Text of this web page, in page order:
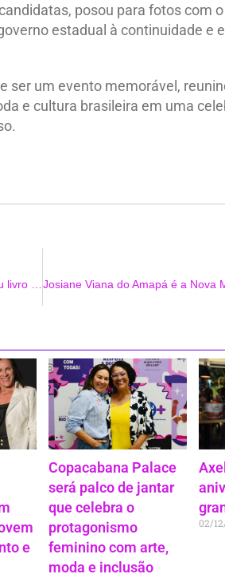
posou para fotos com
estadual à continuidade e
ser um evento memorável,
e cultura brasileira em uma
Kristhel Byancco celebra lançamento do seu livro ‘Lapidando Vidas’ na Livraria Argumento
e
Copacabana Palace
será palco de jantar
que celebra o
protagonismo
feminino com arte,
moda e inclusão
02/